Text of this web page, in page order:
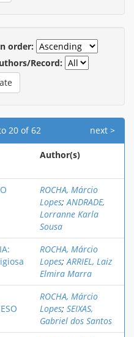
order:
Record:
20 of 62 next >
Author(s)
ROCHA, Márcio
Lopes;ANDRADE,
Lorranne Karla
Sousa
ROCHA, Márcio
Lopes;ARRIEL, Laiz
Elmira Marra
ROCHA, Márcio
Lopes; SEIXAS,
Gabriel dos Santos